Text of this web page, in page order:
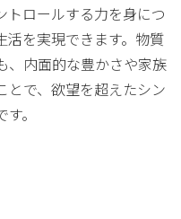
トロールする力を身につ
活を実現できます。物質
、内面的な豊かさや家族
とで、欲望を超えたシン
。